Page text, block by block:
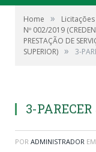
Home » Licitações
Nº 002/2019
PRESTAÇÃO DE
SUPERIOR) » 3-
3-
POR ADMINISTRADOR EM